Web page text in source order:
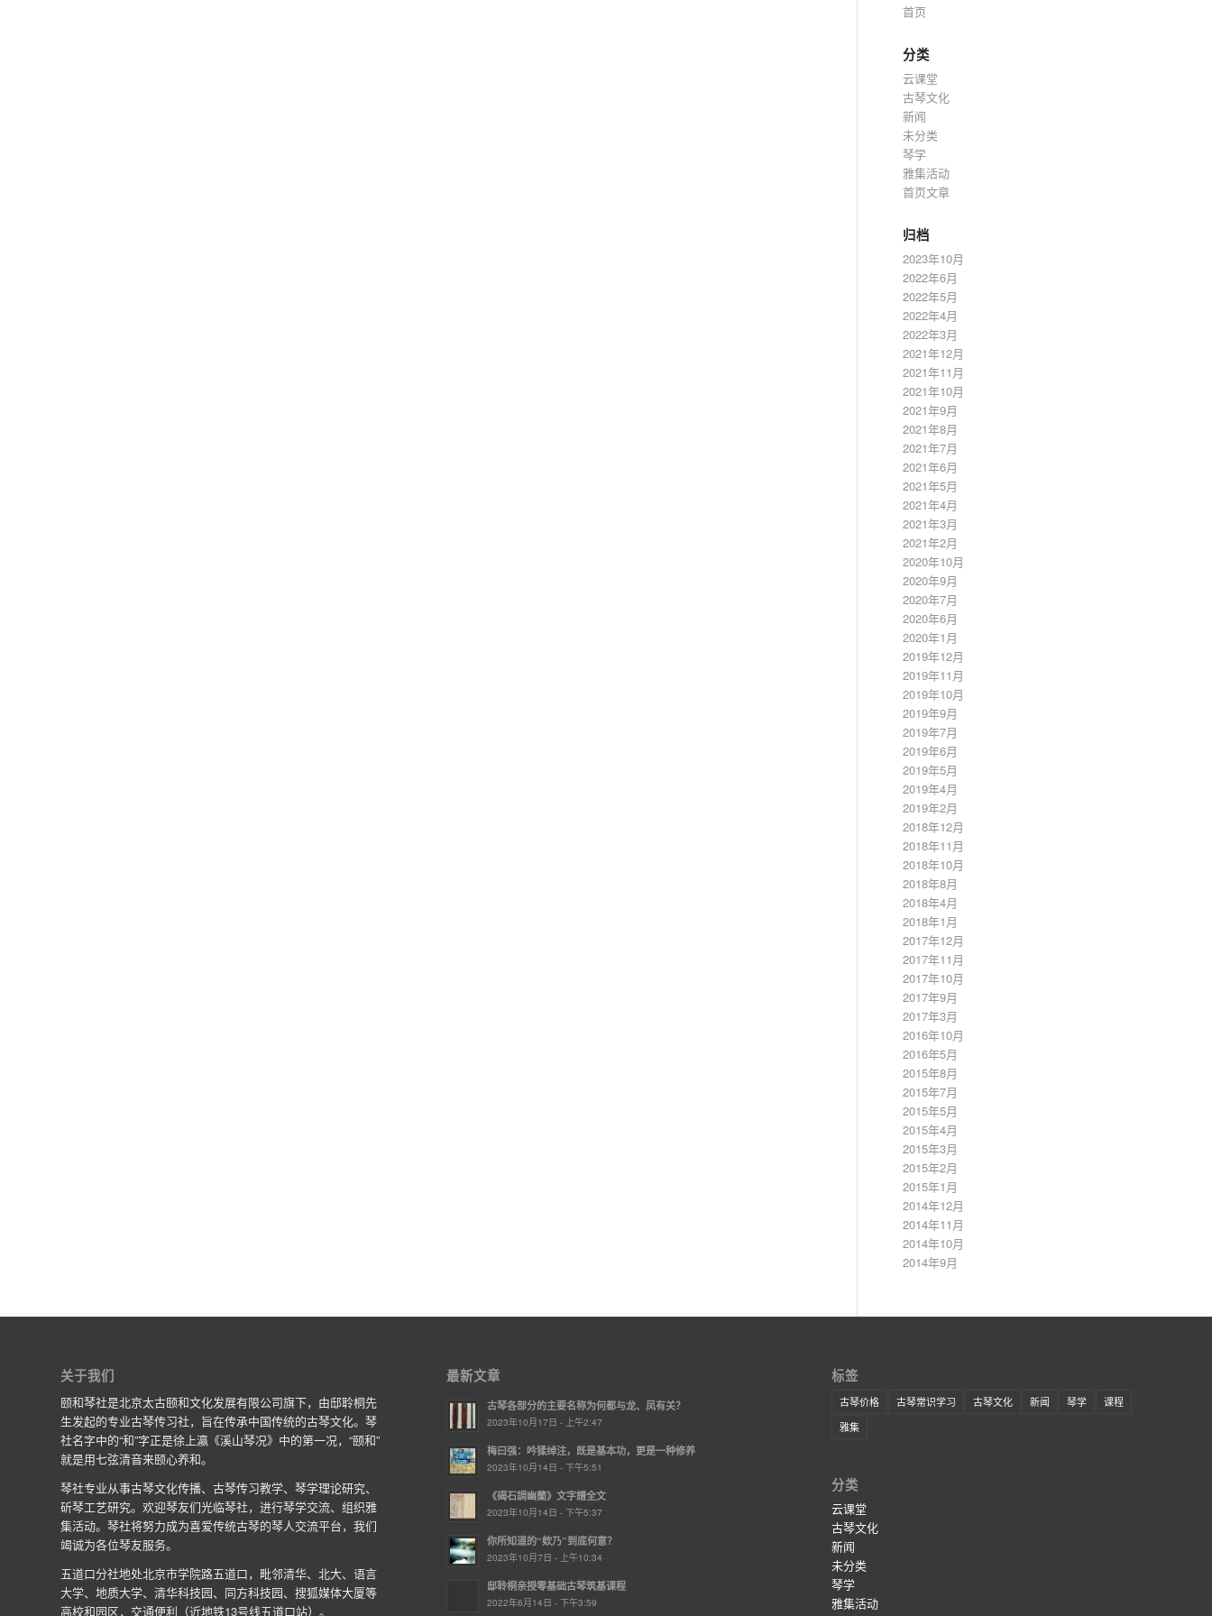
首页
分类
云课堂
古琴文化
新闻
未分类
琴学
雅集活动
首页文章
归档
2023年10月
2022年6月
2022年5月
2022年4月
2022年3月
2021年12月
2021年11月
2021年10月
2021年9月
2021年8月
2021年7月
2021年6月
2021年5月
2021年4月
2021年3月
2021年2月
2020年10月
2020年9月
2020年7月
2020年6月
2020年1月
2019年12月
2019年11月
2019年10月
2019年9月
2019年7月
2019年6月
2019年5月
2019年4月
2019年2月
2018年12月
2018年11月
2018年10月
2018年8月
2018年4月
2018年1月
2017年12月
2017年11月
2017年10月
2017年9月
2017年3月
2016年10月
2016年5月
2015年8月
2015年7月
2015年5月
2015年4月
2015年3月
2015年2月
2015年1月
2014年12月
2014年11月
2014年10月
2014年9月
关于我们
颐和琴社是北京太古颐和文化发展有限公司旗下，由邸聆桐先
生发起的专业古琴传习社，旨在传承中国传统的古琴文化。琴
社名字中的“和”字正是徐上瀛《溪山琴况》中的第一况，“颐和”
就是用七弦清音来颐心养和。
琴社专业从事古琴文化传播、古琴传习教学、琴学理论研究、
斫琴工艺研究。欢迎琴友们光临琴社，进行琴学交流、组织雅
集活动。琴社将努力成为喜爱传统古琴的琴人交流平台，我们
竭诚为各位琴友服务。
五道口分社地处北京市学院路五道口，毗邻清华、北大、语言
大学、地质大学、清华科技园、同方科技园、搜狐媒体大厦等
高校和园区，交通便利（近地铁13号线五道口站）。
最新文章
古琴各部分的主要名称为何都与龙、凤有关？
2023年10月17日 - 上午2:47
梅曰强：吟猱绰注，既是基本功，更是一种修养
2023年10月14日 - 下午5:51
《碣石調幽蘭》文字譜全文
2023年10月14日 - 下午5:37
你所知道的“欸乃”到底何意？
2023年10月7日 - 上午10:34
邸聆桐亲授零基础古琴筑基课程
2022年6月14日 - 下午3:59
标签
古琴价格 古琴常识学习 古琴文化 新闻 琴学
课程
雅集
分类
云课堂
古琴文化
新闻
未分类
琴学
雅集活动